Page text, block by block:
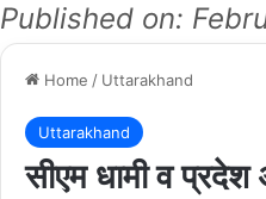
Published on:
Home / Uttarakhand
Uttarakhand
सीएम धामी व प्रदेश